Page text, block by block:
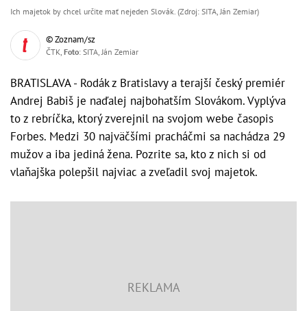
Ich majetok by chcel určite mať nejeden Slovák. (Zdroj: SITA, Ján Zemiar)
© Zoznam/sz
ČTK, Foto: SITA, Ján Zemiar
BRATISLAVA - Rodák z Bratislavy a terajší český premiér
Andrej Babiš je naďalej najbohatším Slovákom. Vyplýva
to z rebríčka, ktorý zverejnil na svojom webe časopis
Forbes. Medzi 30 najväčšími pracháčmi sa nachádza 29
mužov a iba jediná žena. Pozrite sa, kto z nich si od
vlaňajška polepšil najviac a zveľadil svoj majetok.